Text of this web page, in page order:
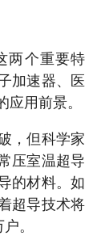
两个重要特
加速器、医
用前景。
，但科学家
压室温超导
的材料。如
超导技术将
。